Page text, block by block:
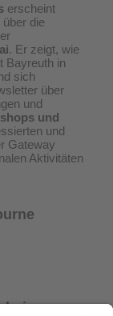
erscheint
die
. Er zeigt, wie
Bayreuth in
sich
über
und
und
und
Gateway
Aktivitäten